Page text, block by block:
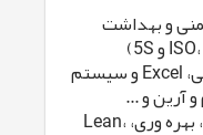
و بهداشت
تسلط به نرم افزارهای گزارش دهی، Excel و سیستم
آشنایی با مفاهیم مدیریت تولید، بهره وری، Lean،